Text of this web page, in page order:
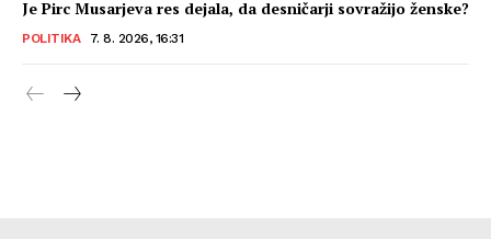
Je Pirc Musarjeva res dejala, da desničarji sovražijo ženske?
POLITIKA 7. 8. 2026, 16:31